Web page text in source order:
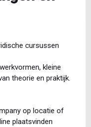
cursussen
kleine
theorie en praktijk.
op locatie of
plaatsvinden